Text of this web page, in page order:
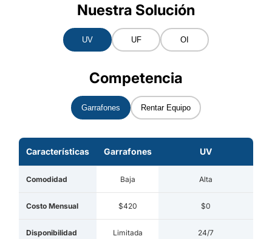
Nuestra Solución
UV UF OI
Competencia
Garrafones Rentar Equipo
Características Garrafones UV
Comodidad Baja Alta
Costo Mensual $420 $0
Disponibilidad Limitada 24/7